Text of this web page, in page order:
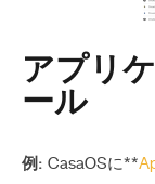
アプリ
ール
例: CasaOSに**